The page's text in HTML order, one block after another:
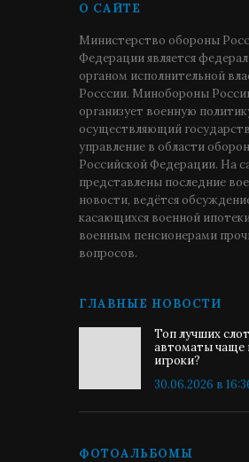
О САЙТЕ
Министерство обороны
Федерации является
органом исполнительной
Росссии. Минобороны
организует военную
осуществляющий
управление в области
Российской Федерации. На
представлены последние
новости, ведётся
касающихся военной
военным пенсионерами
вопросов.
ГЛАВНЫЕ НОВОСТИ
Топ лучших
автоматы чаще
игроки?
30.06.2026 в
ФОТОАЛЬБОМЫ